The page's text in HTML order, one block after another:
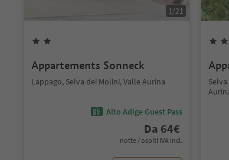
1/21
Appartements Sonneck
Lappago, Selva dei Molini, Valle Aurina
Alto Adige Guest Pass
Da 64€
notte / ospiti IVA incl.